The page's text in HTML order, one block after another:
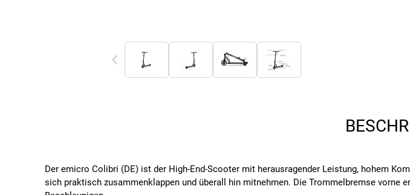
Der emicro Colibri (DE) ist der High-End-Scooter mit herausragender Leistung, hohem
sich praktisch zusammenklappen und überall hin mitnehmen. Die Trommelbremse vorne